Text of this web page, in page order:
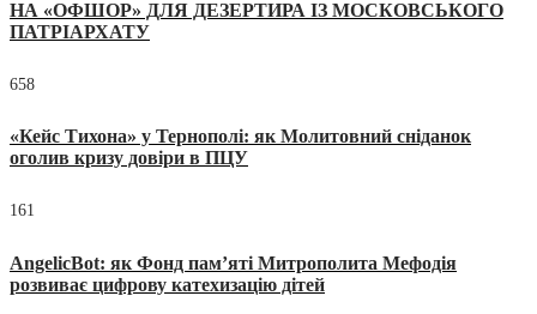
НА «ОФШОР» ДЛЯ ДЕЗЕРТИРА ІЗ МОСКОВСЬКОГО
ПАТРІАРХАТУ
658
«Кейс Тихона» у Тернополі: як Молитовний сніданок
оголив кризу довіри в ПЦУ
161
AngelicBot: як Фонд пам’яті Митрополита Мефодія
розвиває цифрову катехизацію дітей